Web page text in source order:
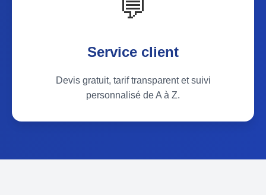
💬
Service client
Devis gratuit, tarif transparent et suivi
personnalisé de A à Z.